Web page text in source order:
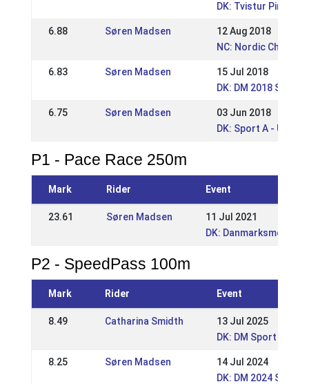
DK: Tvistur
6.88 Søren Madsen
12 Aug 2018
NC: Nordic
6.83 Søren Madsen
15 Jul 2018
DK: DM 2018 Sport
6.75 Søren Madsen
03 Jun 2018
DK: Sport A -
P1 - Pace Race 250m
Mark Rider Event
23.61 Søren Madsen
11 Jul 2021
DK:
P2 - SpeedPass 100m
Mark Rider Event
8.49 Catharina Smidth
13 Jul 2025
DK: DM Sport 2025
8.25 Søren Madsen
14 Jul 2024
DK: DM 2024 Sport